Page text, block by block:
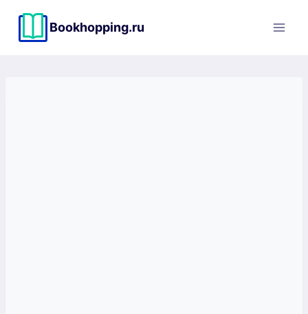
содержимому
Bookhopping.ru